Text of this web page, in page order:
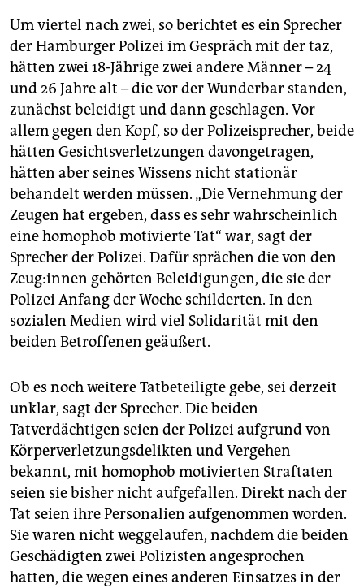
Um viertel nach zwei, so berichtet es ein Sprecher
der Hamburger Polizei im Gespräch mit der taz,
hätten zwei 18-Jährige zwei andere Männer – 24
und 26 Jahre alt – die vor der Wunderbar standen,
zunächst beleidigt und dann geschlagen. Vor
allem gegen den Kopf, so der Polizeisprecher, beide
hätten Gesichtsverletzungen davongetragen,
hätten aber seines Wissens nicht stationär
behandelt werden müssen. „Die Vernehmung der
Zeugen hat ergeben, dass es sehr wahrscheinlich
eine homophob motivierte Tat“ war, sagt der
Sprecher der Polizei. Dafür sprächen die von den
Zeu­g:in­nen gehörten Beleidigungen, die sie der
Polizei Anfang der Woche schilderten. In den
sozialen Medien wird viel Solidarität mit den
beiden Betroffenen geäußert.
Ob es noch weitere Tatbeteiligte gebe, sei derzeit
unklar, sagt der Sprecher. Die beiden
Tatverdächtigen seien der Polizei aufgrund von
Körperverletzungsdelikten und Vergehen
bekannt, mit homophob motivierten Straftaten
seien sie bisher nicht aufgefallen. Direkt nach der
Tat seien ihre Personalien aufgenommen worden.
Sie waren nicht weggelaufen, nachdem die beiden
Geschädigten zwei Polizisten angesprochen
hatten, die wegen eines anderen Einsatzes in der